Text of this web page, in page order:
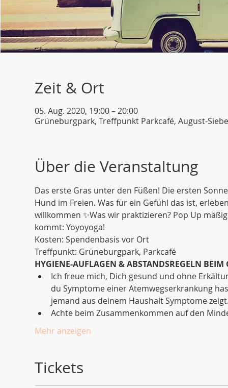
Zeit & Ort
05. Aug. 2020, 19:00 – 20:00
Grüneburgpark, Treffpunkt Parkcafé, August-
Über die Veranstaltung
Das erste Gras unter den Füßen! Die ersten
Hund im Freien. Was für ein Gefühl das ist,
willkommen ✨Was wir praktizieren? Pop Up
kommt: Yoyoyoga!
Kosten: Spendenbasis vor Ort
Treffpunkt: Grüneburgpark, Parkcafé
HYGIENE-AUFLAGEN & ABSTANDSREGELN
Ich freue mich, Dich gesund und ohne
du Symptome einer Atemwegserkrankung
jemand aus deinem Haushalt Symptome
Achte beim Zusammenkommen auf den
Mehr anzeigen
Tickets